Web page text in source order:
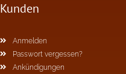
Kunden
Anmelden
Passwort vergessen?
Ankündigungen